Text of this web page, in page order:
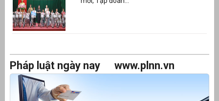
Pháp luật ngày nay www.plnn.vn